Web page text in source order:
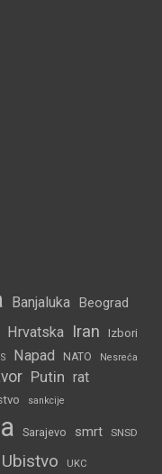
Banjaluka Beograd
Hrvatska Iran Izbori
Napad NATO Nesreća
Putin rat
sankcije
Sarajevo smrt SNSD
Ubistvo UKC